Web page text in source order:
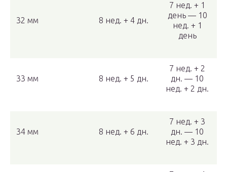
32 мм 8 нед. + 4 дн.
7 нед. + 1
день — 10
нед. + 1
день
33 мм 8 нед. + 5 дн.
7 нед. + 2
дн. — 10
нед. + 2 дн.
34 мм 8 нед. + 6 дн.
7 нед. + 3
дн. — 10
нед. + 3 дн.